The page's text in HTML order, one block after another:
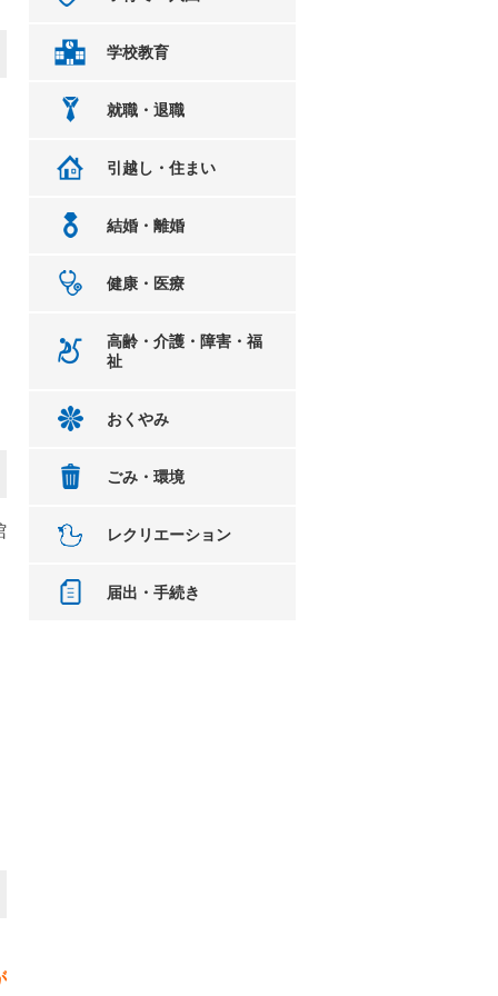
学校教育
就職・退職
引越し・住まい
結婚・離婚
健康・医療
高齢・介護・障害・福
祉
おくやみ
ごみ・環境
レクリエーション
届出・手続き